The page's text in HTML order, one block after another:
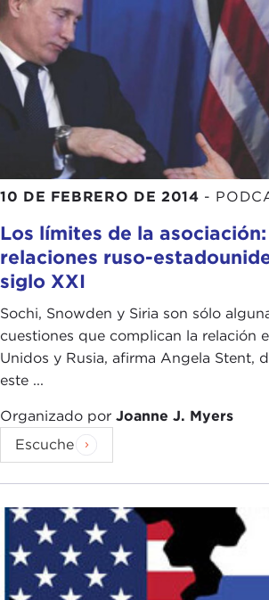
10 DE FEBRERO DE 2014 -
Los límites de la asociación:
relaciones ruso-
siglo XXI
Sochi, Snowden y Siria son sólo
cuestiones que complican la relación
Unidos y Rusia, afirma Angela Stent,
este ...
Organizado por Joanne J. Myers
Escuche